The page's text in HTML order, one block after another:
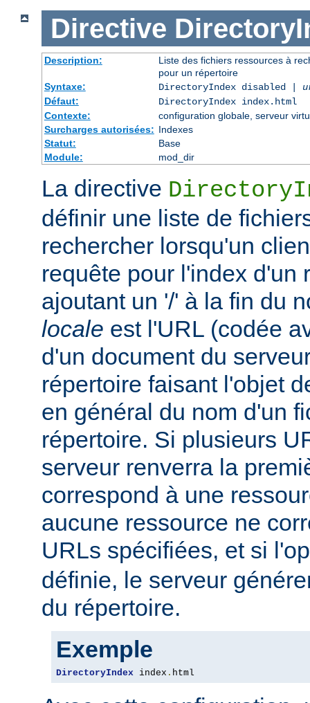
Directive
Description:
Liste des fichiers ressources à
pour un répertoire
Syntaxe:
DirectoryIndex disabled |
Défaut:
DirectoryIndex index.html
Contexte:
configuration globale, serveur
Surcharges autorisées: Indexes
Statut:
Base
Module:
mod_dir
La directive
définir une liste de
rechercher lorsqu'un
requête pour l'index d'un
ajoutant un '/' à la fin du
locale est l'URL (codée
d'un document du
répertoire faisant l'objet
en général du nom d'un
répertoire. Si plusieurs
serveur renverra la
correspond à une
aucune ressource ne
URLs spécifiées, et si
définie, le serveur
du répertoire.
Exemple
DirectoryIndex index . html